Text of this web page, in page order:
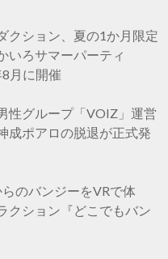
クション、夏の1か月限定
いろサマーパーティ
月に開催
性グループ「VOIZ」運営
成ポアロの脱退が正式発
のバンジーをVRで体
ション『どこでもバン